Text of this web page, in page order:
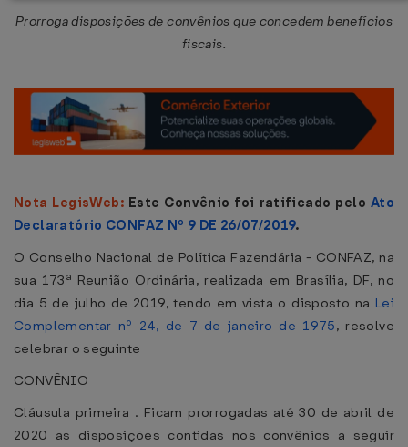
Prorroga disposições de convênios que concedem benefícios
fiscais.
Nota LegisWeb: Este Convênio foi ratificado pelo Ato
Declaratório CONFAZ Nº 9 DE 26/07/2019.
O Conselho Nacional de Política Fazendária - CONFAZ, na
sua 173ª Reunião Ordinária, realizada em Brasília, DF, no
dia 5 de julho de 2019, tendo em vista o disposto na Lei
Complementar nº 24, de 7 de janeiro de 1975, resolve
celebrar o seguinte
CONVÊNIO
Cláusula primeira . Ficam prorrogadas até 30 de abril de
2020 as disposições contidas nos convênios a seguir